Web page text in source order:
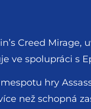
Creed
ve spolupráci s
hry
než schopná